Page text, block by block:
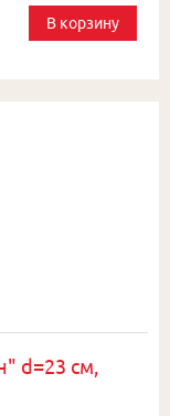
В корзину
d=23 см,